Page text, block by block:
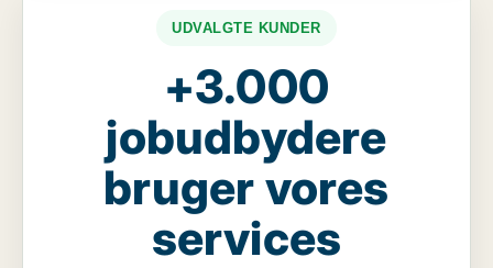
UDVALGTE KUNDER
+3.000
jobudbydere
bruger vores
services